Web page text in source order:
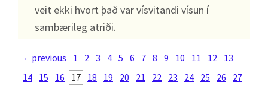
veit ekki hvort það var vísvitandi vísun í
sambærileg atriði.
← previous 1 2 3 4 5 6 7 8 9 10 11 12 13
14 15 16 17 18 19 20 21 22 23 24 25 26
27